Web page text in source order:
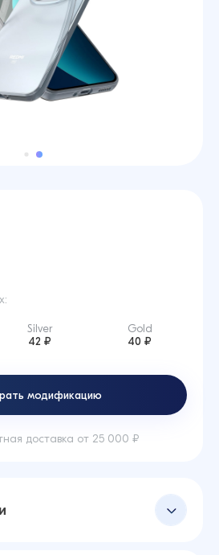
Silver
42 ₽
Gold
40 ₽
модификацию
доставка от 25 000 ₽